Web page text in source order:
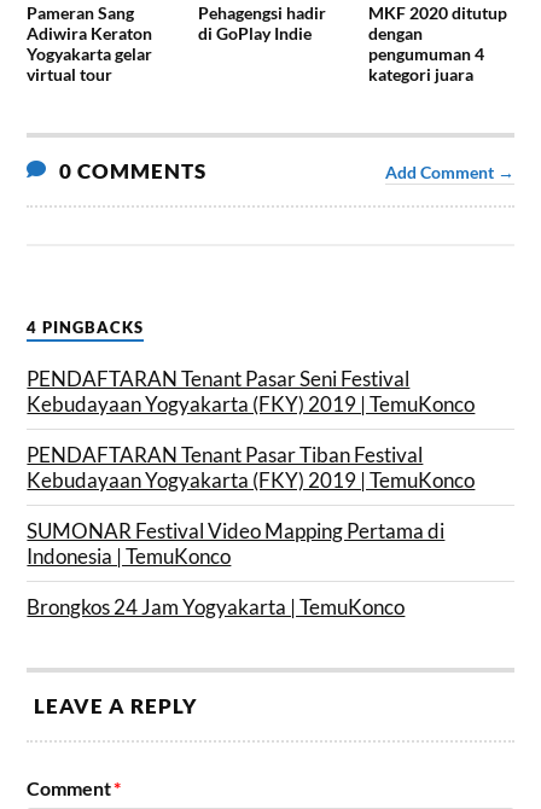
Pameran Sang
Adiwira Keraton
Yogyakarta gelar
virtual tour
Pehagengsi hadir
di GoPlay Indie
MKF 2020 ditutup
dengan
pengumuman 4
kategori juara
0 COMMENTS Add Comment →
4 PINGBACKS
PENDAFTARAN Tenant Pasar Seni Festival
Kebudayaan Yogyakarta (FKY) 2019 | TemuKonco
PENDAFTARAN Tenant Pasar Tiban Festival
Kebudayaan Yogyakarta (FKY) 2019 | TemuKonco
SUMONAR Festival Video Mapping Pertama di
Indonesia | TemuKonco
Brongkos 24 Jam Yogyakarta | TemuKonco
LEAVE A REPLY
Comment*